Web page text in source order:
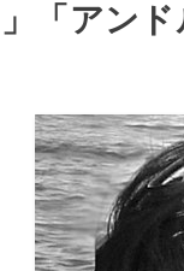
「アンド